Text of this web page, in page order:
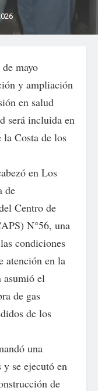
mayo
y ampliación
en salud
será incluida en
la Costa de los
en Los
de
Centro de
N°56, una
condiciones
atención en la
asumió el
de gas
de los
una
se ejecutó en
de